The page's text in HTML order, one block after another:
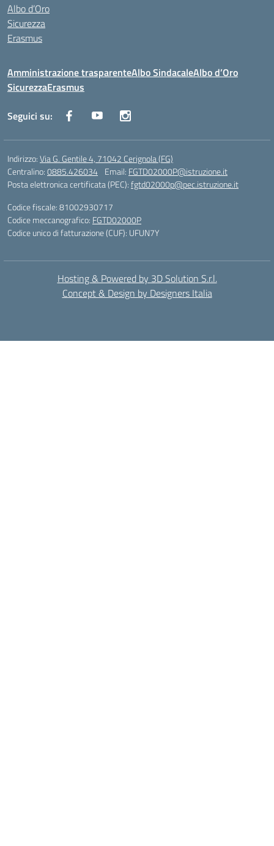
Albo d’Oro
Sicurezza
Erasmus
Amministrazione trasparenteAlbo SindacaleAlbo d’Oro
SicurezzaErasmus
Seguici su:
Indirizzo:Via G. Gentile 4, 71042 Cerignola (FG)
Centralino:0885.426034 Email: FGTD02000P@istruzione.it
Posta elettronica certificata (PEC):fgtd02000p@pec.istruzione.it
Codice fiscale: 81002930717
Codice meccanografico: FGTD02000P
Codice unico di fatturazione (CUF): UFUN7Y
Hosting & Powered by 3D Solution S.r.l.
Concept & Design by Designers Italia